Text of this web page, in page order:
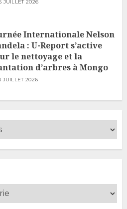
JUILLET 2026
Internationale Nelson
: U-Report s’active
le nettoyage et la
d’arbres à Mongo
JUILLET 2026